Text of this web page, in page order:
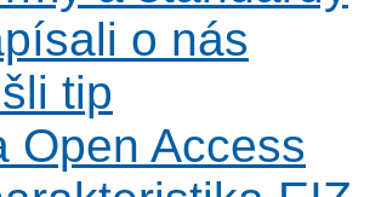
o nás
tip
Open Access